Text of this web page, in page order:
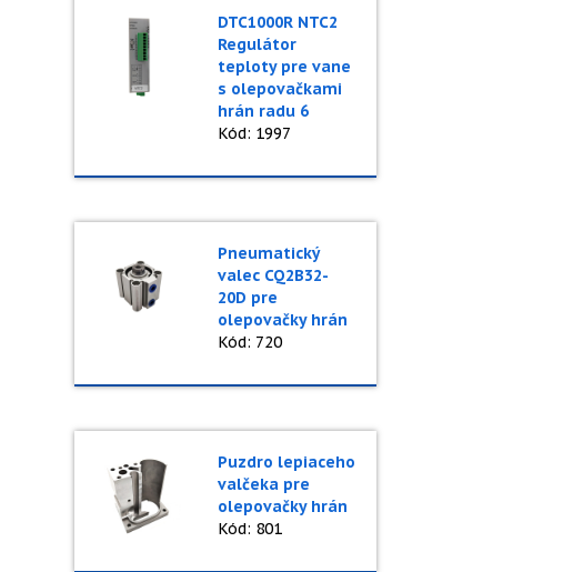
DTC1000R NTC2
Regulátor
teploty pre vane
s olepovačkami
hrán radu 6
Kód: 1997
Pneumatický
valec CQ2B32-
20D pre
olepovačky hrán
Kód: 720
Puzdro lepiaceho
valčeka pre
olepovačky hrán
Kód: 801